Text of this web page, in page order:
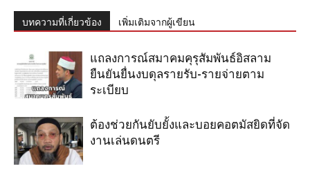
บทความที่เกี่ยวข้อง เพิ่มเติมจากผู้เขียน
แถลงการณ์สมาคมคุรุสัมพันธ์อิสลาม
ยืนยันยื่นงบดุลรายรับ-รายจ่ายตาม
ระเบียบ
ต้องช่วยกันยับยั้งและบอยคอตมัสยิดที่จัด
งานเล่นดนตรี